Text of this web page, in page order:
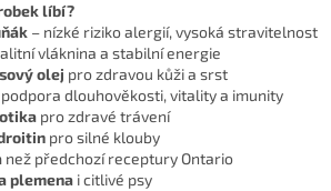
líbí?
– nízké riziko alergií, vysoká stravitelnost
vláknina a stabilní energie
olej pro zdravou kůži a srst
podpora dlouhověkosti, vitality a imunity
pro zdravé trávení
pro silné klouby
než předchozí receptury Ontario
plemena i citlivé psy